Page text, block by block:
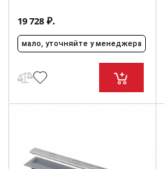
19 728 ₽.
мало, уточняйте у менеджера